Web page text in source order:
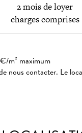
2 mois de loyer
charges comprises
m² maximum
nous contacter. Le